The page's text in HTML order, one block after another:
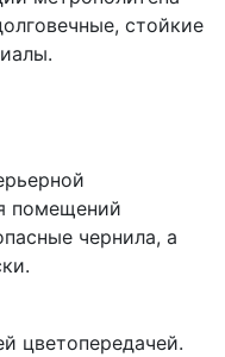
стойкие
помещений
чернила, а
цветопередачей.